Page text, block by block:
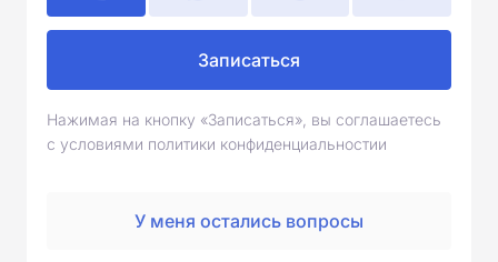
Записаться
Нажимая на кнопку «Записаться», вы соглашаетесь
с условиями политики конфиденциальностии
У меня остались вопросы